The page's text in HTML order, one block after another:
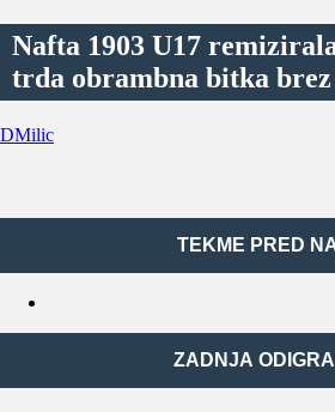
Nafta 1903 U17
trda obrambna bitka
DMilic
TEKME PRED
ZADNJA